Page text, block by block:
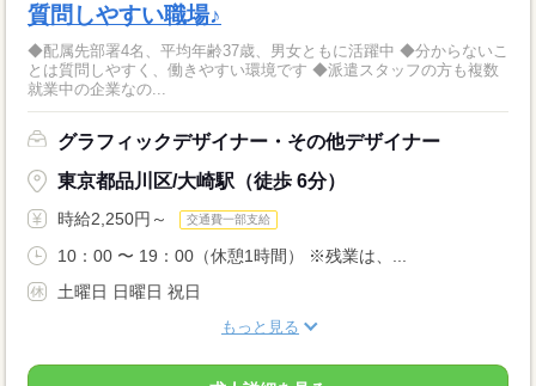
質問しやすい職場♪
◆配属先部署4名、平均年齢37歳、男女ともに活躍中 ◆分からないこ
とは質問しやすく、働きやすい環境です ◆派遣スタッフの方も複数
就業中の企業なの...
グラフィックデザイナー・その他デザイナー
東京都品川区/大崎駅（徒歩 6分）
時給2,250円～ 交通費一部支給
10：00 〜 19：00（休憩1時間） ※残業は、...
土曜日 日曜日 祝日
もっと見る